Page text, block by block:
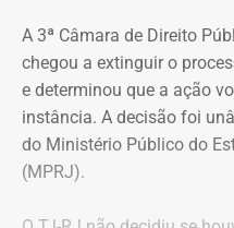
A 3ª Câmara de Direito
chegou a extinguir o
e determinou que a ação
instância. A decisão foi
do Ministério Público do
(MPRJ).